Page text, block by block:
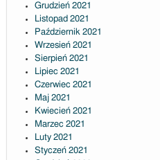
Grudzień 2021
Listopad 2021
Październik 2021
Wrzesień 2021
Sierpień 2021
Lipiec 2021
Czerwiec 2021
Maj 2021
Kwiecień 2021
Marzec 2021
Luty 2021
Styczeń 2021